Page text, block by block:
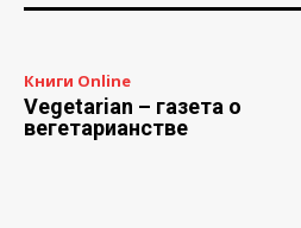
Книги Online
Vegetarian – газета о
вегетарианстве